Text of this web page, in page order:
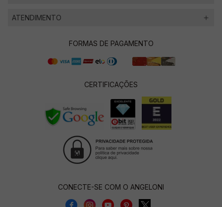
ATENDIMENTO
FORMAS DE PAGAMENTO
CERTIFICAÇÕES
CONECTE-SE COM O ANGELONI